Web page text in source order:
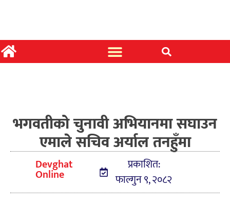
भगवतीको चुनावी अभियानमा सघाउन
एमाले सचिव अर्याल तनहुँमा
Devghat
Online
प्रकाशित:
फाल्गुन ९, २०८२